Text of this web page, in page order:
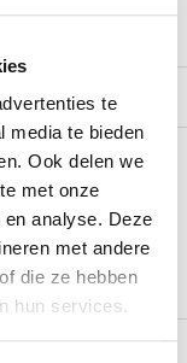
te
media te bieden
Ook delen we
met onze
analyse. Deze
met andere
die ze hebben
hun services.
24/7
nodig?